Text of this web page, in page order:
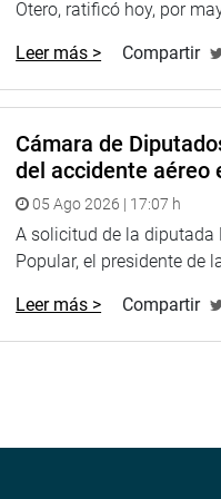
Ruiz Rodríguez visitó el
de participar en la
como abastecedora
instalada en
Otero, ratificó hoy, por
Leer más > Compartir
Cámara de
del accidente aéreo
05 Ago 2026 | 17:07 h
A solicitud de la diputada
Popular, el presidente de
Leer más > Compartir